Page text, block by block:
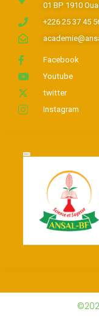
01 BP 1910
+226 25 37 45
Facebook
Youtube
twitter
Instagram